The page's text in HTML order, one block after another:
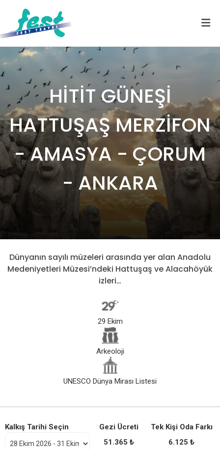
HİTİT GÜNEŞİ
HATTUŞAŞ MERZİFON
- AMASYA - ÇORUM
- ANKARA
Dünyanın sayılı müzeleri arasında yer alan Anadolu
Medeniyetleri Müzesi’ndeki Hattuşaş ve Alacahöyük
izleri…
29 Ekim
Arkeoloji
UNESCO Dünya Mirası Listesi
Kalkış Tarihi Seçin
Gezi Ücreti
51.365 ₺
Tek Kişi Oda Farkı
6.125 ₺